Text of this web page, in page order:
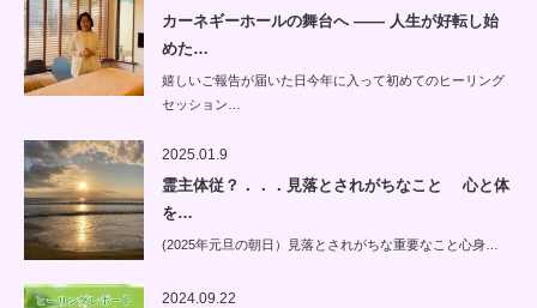
カーネギーホールの舞台へ —— 人生が好転し始
めた…
嬉しいご報告が届いた日今年に入って初めてのヒーリング
セッション…
2025.01.9
霊主体従？．．．見落とされがちなこと 心と体
を…
(2025年元旦の朝日）見落とされがちな重要なこと心身…
2024.09.22